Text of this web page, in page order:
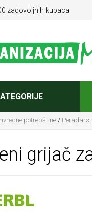
zadovoljnih kupaca
potrepštine /
grijač